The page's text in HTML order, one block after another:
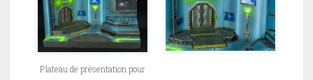
Plateau de présentation pour